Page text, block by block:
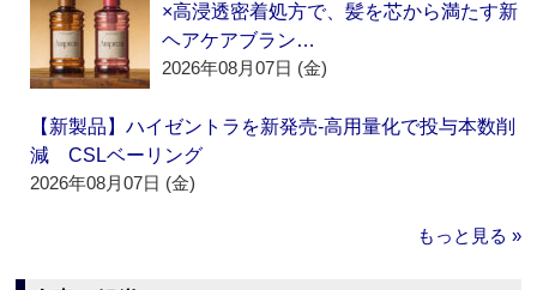
×高浸透密着処方で、髪を芯から満たす新
ヘアケアブラン…
2026年08月07日 (金)
【新製品】ハイゼントラを新発売‐高用量化で投与本数削
減 CSLベーリング
2026年08月07日 (金)
もっと見る »